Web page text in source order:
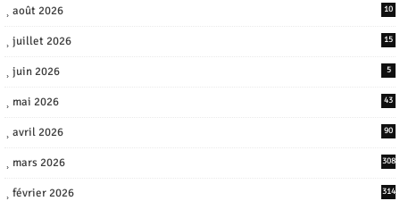
août 2026 10
juillet 2026 15
juin 2026 5
mai 2026 43
avril 2026 90
mars 2026 308
février 2026 314